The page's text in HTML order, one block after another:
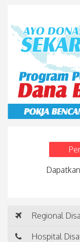
Regional
Hospital